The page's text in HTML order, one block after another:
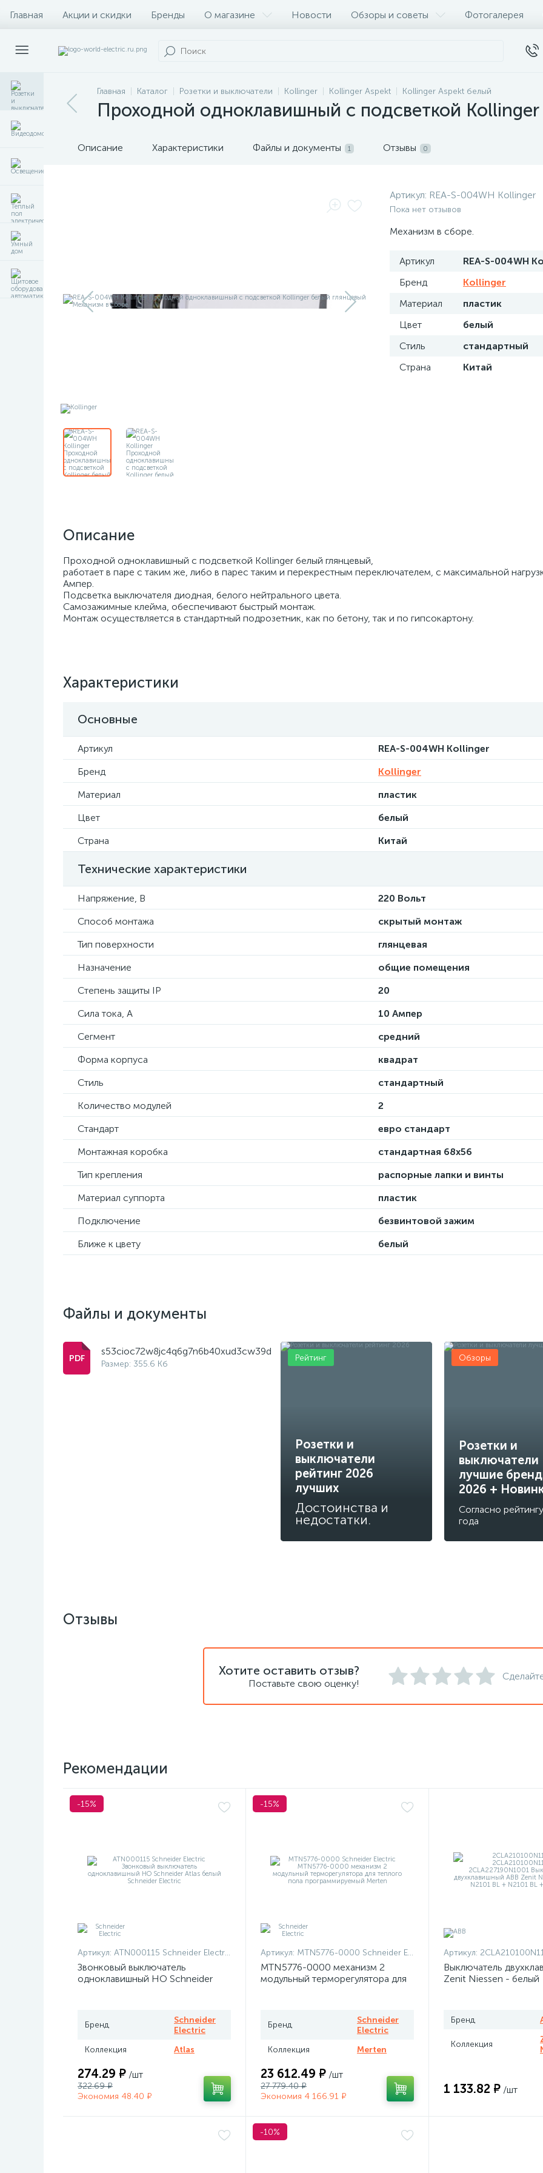
Главная Акции и скидки Бренды О магазине Новости Обзоры и советы Фотогалерея
Главная Каталог Розетки и выключатели Kollinger Kollinger Aspekt Kollinger Aspekt белый
Проходной одноклавишный с подсветкой
Описание Характеристики Файлы и документы 1 Отзывы 0
Артикул: REA-S-004WH Kollinger
Пока нет отзывов
Механизм в сборе.
Артикул
REA-S-004WH
Бренд
Kollinger
Материал
пластик
Цвет
белый
Стиль
стандартный
Страна
Китай
Описание
Проходной одноклавишный с подсветкой Kollinger белый глянцевый,
работает в паре с таким же, либо в парес таким и перекрестным переключателем, с максимальной
Ампер.
Подсветка выключателя диодная, белого нейтрального цвета.
Самозажимные клейма, обеспечивают быстрый монтаж.
Монтаж осуществляется в стандартный подрозетник, как по бетону, так и по гипсокартону.
Характеристики
Основные
Артикул
REA-S-004WH Kollinger
Бренд
Kollinger
Материал
пластик
Цвет
белый
Страна
Китай
Технические характеристики
Напряжение, В
220 Вольт
Способ монтажа
скрытый монтаж
Тип поверхности
глянцевая
Назначение
общие помещения
Степень защиты IP
20
Сила тока, А
10 Ампер
Сегмент
средний
Форма корпуса
квадрат
Стиль
стандартный
Количество модулей
2
Стандарт
евро стандарт
Монтажная коробка
стандартная 68х56
Тип крепления
распорные лапки и винты
Материал суппорта
пластик
Подключение
безвинтовой зажим
Ближе к цвету
белый
Файлы и документы
s53cioc72w8jc4q6g7n6b40xud3cw39d
Размер: 355.6 Кб
Розетки и
выключатели
рейтинг 2026
лучших
Достоинства и
недостатки.
Рейтинг
Розетки и
выключатели
лучшие
2026 +
Согласно
года
Обзоры
Отзывы
Хотите оставить отзыв?
Поставьте свою оценку!
Рекомендации
-15%
Артикул: ATN000115 Schneider Electric
Звонковый выключатель
одноклавишный НО Schneider
Бренд
Schneider
Electric
Коллекция
Atlas
274.29 ₽ /шт
322.69 ₽
Экономия 48.40 ₽
-15%
Артикул: MTN5776-0000 Schneider Electric
MTN5776-0000 механизм 2
модульный терморегулятора для
Бренд
Schneider
Electric
Коллекция
Merten
23 612.49 ₽ /шт
27 779.40 ₽
Экономия 4 166.91 ₽
Артикул: 2CLA210100N1101 +
Выключатель
Zenit Niessen - белый
Бренд
Коллекция
1 133.82 ₽ /шт
-10%